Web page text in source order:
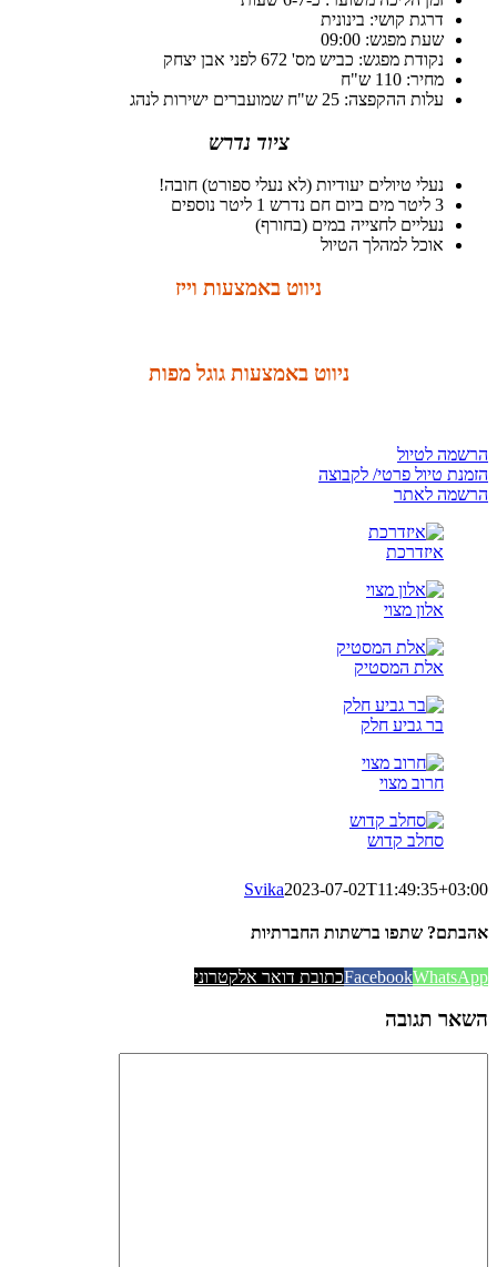
דרגת קושי: בינונית
שעת מפגש: 09:00
נקודת מפגש: כביש מס' 672 לפני אבן יצחק
מחיר: 110 ש"ח
עלות ההקפצה: 25 ש"ח שמועברים ישירות לנהג
ציוד נדרש
נעלי טיולים יעודיות (לא נעלי ספורט) חובה!
3 ליטר מים ביום חם נדרש 1 ליטר נוספים
נעליים לחצייה במים (בחורף)
אוכל למהלך הטיול
ניווט באמצעות וייז
ניווט באמצעות גוגל מפות
הרשמה לטיול
הזמנת טיול פרטי/ לקבוצה
הרשמה לאתר
איזדרכת
אלון מצוי
אלת המסטיק
בר גביע חלק
חרוב מצוי
סחלב קדוש
Svika2023-07-02T11:49:35+03:00
אהבתם? שתפו ברשתות החברתיות
FacebookWhatsApp כתובת דואר אלקטרוני
השאר תגובה